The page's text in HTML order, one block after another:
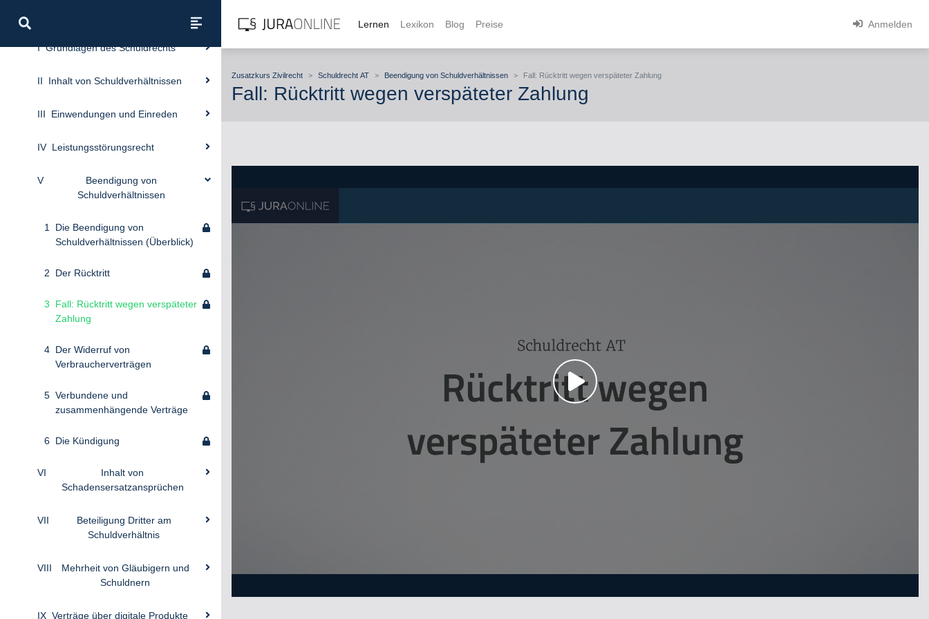
I Grundlagen des Schuldrechts
II Inhalt von Schuldverhältnissen
III Einwendungen und Einreden
IV Leistungsstörungsrecht
V
Beendigung von
Schuldverhältnissen
1
Die Beendigung von
Schuldverhältnissen (Überblick)
2 Der Rücktritt
3
Fall: Rücktritt wegen verspäteter
Zahlung
4 Der Widerruf von
Verbraucherverträgen
5 Verbundene und
zusammenhängende Verträge
6 Die Kündigung
VI
Inhalt von
Schadensersatzansprüchen
VII
Beteiligung Dritter am
Schuldverhältnis
VIII
Mehrheit von Gläubigern und
Schuldnern
IX Verträge über digitale Produkte
Lernen Lexikon Blog Preise Anmelden
Zusatzkurs Zivilrecht > Schuldrecht AT > Beendigung von Schuldverhältnissen > Fall: Rücktritt wegen verspäteter Zahlung
Fall: Rücktritt wegen verspäteter Zahlung